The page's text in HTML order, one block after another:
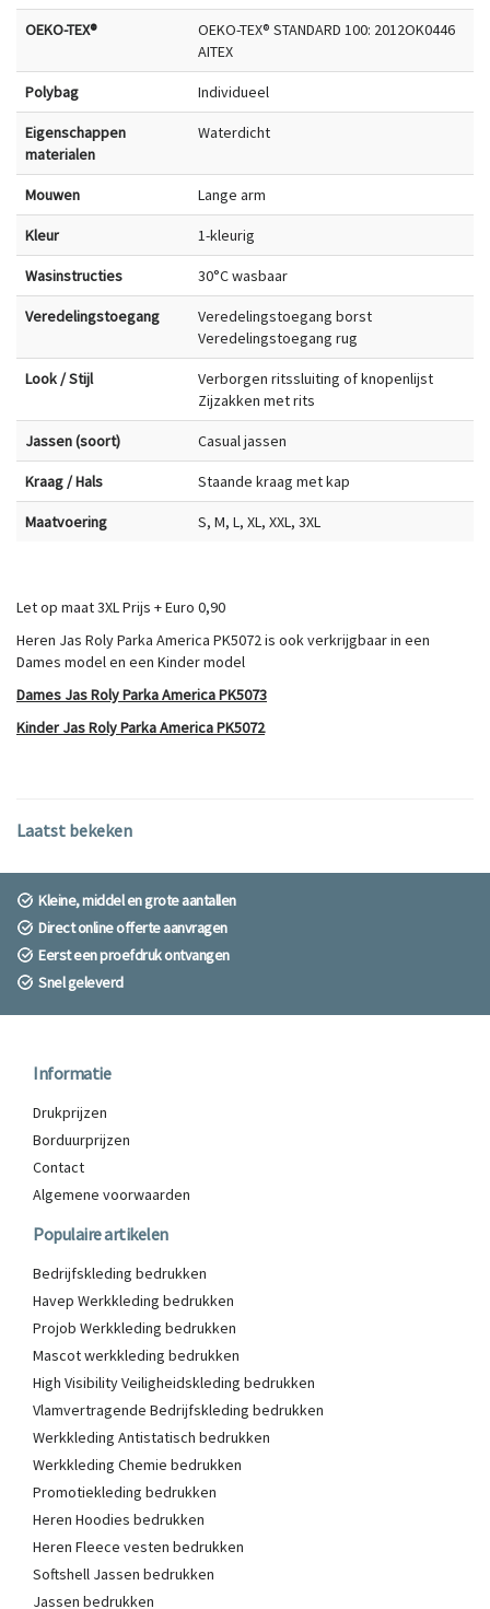
OEKO-TEX®
OEKO-TEX® STANDARD 100: 2012OK0446
AITEX
Polybag Individueel
Eigenschappen
materialen
Waterdicht
Mouwen Lange arm
Kleur 1-kleurig
Wasinstructies 30°C wasbaar
Veredelingstoegang
Veredelingstoegang borst
Veredelingstoegang rug
Look / Stijl
Verborgen ritssluiting of knopenlijst
Zijzakken met rits
Jassen (soort) Casual jassen
Kraag / Hals Staande kraag met kap
Maatvoering S, M, L, XL, XXL, 3XL
Let op maat 3XL Prijs + Euro 0,90
Heren Jas Roly Parka America PK5072 is ook verkrijgbaar in een
Dames model en een Kinder model
Dames Jas Roly Parka America PK5073
Kinder Jas Roly Parka America PK5072
Laatst bekeken
Kleine, middel en grote aantallen
Direct online offerte aanvragen
Eerst een proefdruk ontvangen
Snel geleverd
Informatie
Drukprijzen
Borduurprijzen
Contact
Algemene voorwaarden
Populaire artikelen
Bedrijfskleding bedrukken
Havep Werkkleding bedrukken
Projob Werkkleding bedrukken
Mascot werkkleding bedrukken
High Visibility Veiligheidskleding bedrukken
Vlamvertragende Bedrijfskleding bedrukken
Werkkleding Antistatisch bedrukken
Werkkleding Chemie bedrukken
Promotiekleding bedrukken
Heren Hoodies bedrukken
Heren Fleece vesten bedrukken
Softshell Jassen bedrukken
Jassen bedrukken